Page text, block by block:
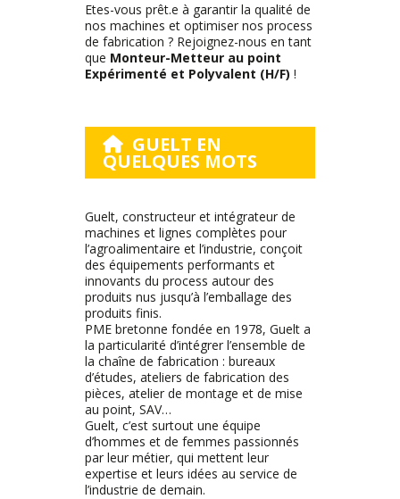
Etes-vous prêt.e à garantir la qualité de
nos machines et optimiser nos process
de fabrication ? Rejoignez-nous en tant
que Monteur-Metteur au point
Expérimenté et Polyvalent (H/F) !
GUELT EN
QUELQUES MOTS
Guelt, constructeur et intégrateur de
machines et lignes complètes pour
l’agroalimentaire et l’industrie, conçoit
des équipements performants et
innovants du process autour des
produits nus jusqu’à l’emballage des
produits finis.
PME bretonne fondée en 1978, Guelt a
la particularité d’intégrer l’ensemble de
la chaîne de fabrication : bureaux
d’études, ateliers de fabrication des
pièces, atelier de montage et de mise
au point, SAV…
Guelt, c’est surtout une équipe
d’hommes et de femmes passionnés
par leur métier, qui mettent leur
expertise et leurs idées au service de
l’industrie de demain.